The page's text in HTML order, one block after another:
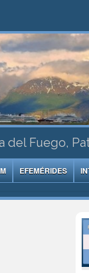
del Fuego,
EFEMÉRIDES